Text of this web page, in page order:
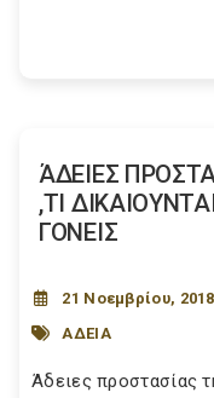
ΆΔΕΙΕΣ
,ΤΙ
ΓΟΝΕΙΣ
21 Νοεμβρίου, 2018
ΑΔΕΙΑ
Άδειες προστασίας